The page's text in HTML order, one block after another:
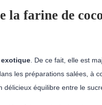
la farine de
. De ce fait, elle est
les préparations salées, à
délicieux équilibre entre le